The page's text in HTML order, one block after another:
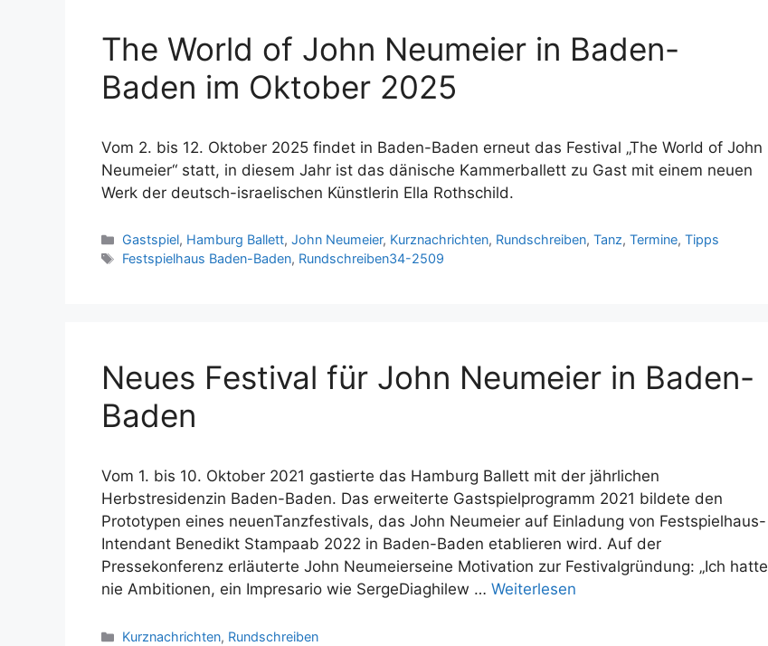
The World of John Neumeier in Baden-
Baden im Oktober 2025
Vom 2. bis 12. Oktober 2025 findet in Baden-Baden erneut das Festival „The World of John
Neumeier“ statt, in diesem Jahr ist das dänische Kammerballett zu Gast mit einem neuen
Werk der deutsch-israelischen Künstlerin Ella Rothschild.
Kategorien
Gastspiel, Hamburg Ballett,John Neumeier, Kurznachrichten, Rundschreiben,Tanz,Termine,Tipps
Schlagwörter
Festspielhaus Baden-Baden, Rundschreiben34-2509
Neues Festival für John Neumeier in Baden-
Baden
Vom 1. bis 10. Oktober 2021 gastierte das Hamburg Ballett mit der jährlichen
Herbstresidenzin Baden-Baden. Das erweiterte Gastspielprogramm 2021 bildete den
Prototypen eines neuenTanzfestivals, das John Neumeier auf Einladung von Festspielhaus-
Intendant Benedikt Stampaab 2022 in Baden-Baden etablieren wird. Auf der
Pressekonferenz erläuterte John Neumeierseine Motivation zur Festivalgründung: „Ich hatte
nie Ambitionen, ein Impresario wie SergeDiaghilew … Weiterlesen
Kategorien
Kurznachrichten, Rundschreiben